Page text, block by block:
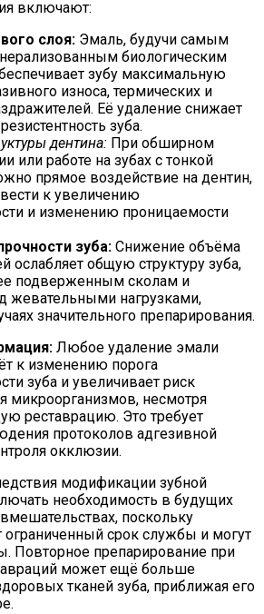
включают:
слоя: Эмаль, будучи самым
биологическим
зубу максимальную
износа, термических и
Её удаление снижает
зуба.
дентина: При обширном
или работе на зубах с тонкой
прямое воздействие на дентин,
к увеличению
и изменению проницаемости
зуба: Снижение объёма
ослабляет общую структуру зуба,
подверженным сколам и
жевательными нагрузками,
значительного препарирования.
Любое удаление эмали
к изменению порога
зуба и увеличивает риск
микроорганизмов, несмотря
реставрацию. Это требует
протоколов адгезивной
окклюзии.
модификации зубной
необходимость в будущих
поскольку
срок службы и могут
Повторное препарирование при
может ещё больше
тканей зуба, приближая его